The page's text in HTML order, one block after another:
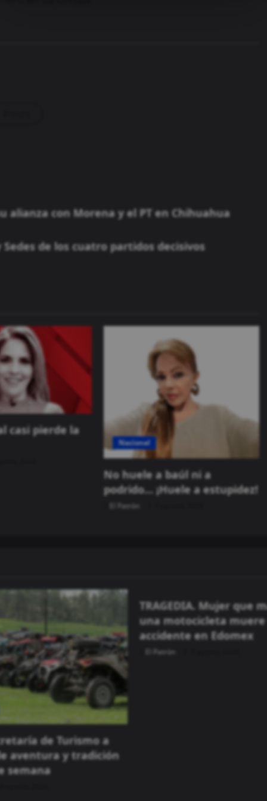
alianza con Morena y el PT en Chihuahua
de los cuatro partidos decisivos
casi pierde la
Nacional
No huele a baúl ni a
podrido… ¡Huele a estupidez!
El Patrón
de Turismo a
aventura y tradición
semana
TRAGEDIA. Mujer que
una motocicleta
accidente en Edomex
El Patrón